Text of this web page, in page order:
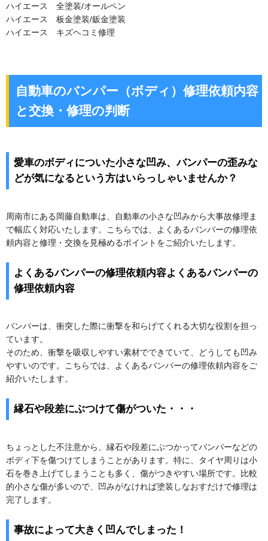
ハイエース 全塗装/オールペン
ハイエース 板金塗装/鈑金塗装
ハイエース キズヘコミ修理
自動車のバンパー（ボディ）修理依頼内容
と交換・修理の判断
愛車のボディについた小さな凹み、バンパーの歪みな
どが気になるという方はいらっしゃいませんか？
周南市にある岡藤自動車は、自動車の小さな凹みから大事故修理ま
で幅広く対応いたします。こちらでは、よくあるバンパーの修理依
頼内容と修理・交換を見極めるポイントをご紹介いたします。
よくあるバンパーの修理依頼内容よくあるバンパーの
修理依頼内容
バンパーは、衝突した際に衝撃を和らげてくれる大切な役割を担っ
ています。
そのため、衝撃を吸収しやすい素材でできていて、どうしても凹み
やすいのです。こちらでは、よくあるバンパーの修理依頼内容をご
紹介いたします。
縁石や段差にぶつけて傷がついた・・・
ちょっとした不注意から、縁石や段差にぶつかってバンパーなどの
ボディ下を傷つけてしまうことがあります。特に、タイヤ周りは小
石を巻き上げてしまうことも多く、傷がつきやすい場所です。比較
的小さな傷が多いので、凹みがなければ塗装しなおすだけで修理は
完了します。
事故によって大きく凹んでしまった！